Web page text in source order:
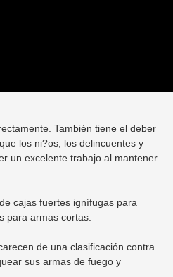
También tiene el deber
los ni?os, los delincuentes y
un excelente trabajo al mantener
cajas fuertes ignífugas para
para armas cortas.
de una clasificación contra
sus armas de fuego y